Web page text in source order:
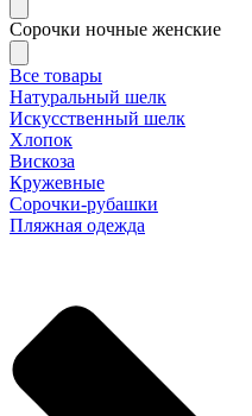
Сорочки ночные женские
Все товары
Натуральный шелк
Искусственный шелк
Хлопок
Вискоза
Кружевные
Сорочки-рубашки
Пляжная одежда